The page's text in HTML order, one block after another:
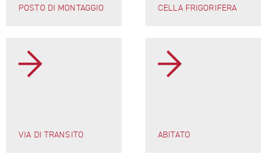
POSTO DI MONTAGGIO CELLA FRIGORIFERA
VIA DI TRANSITO ABITATO